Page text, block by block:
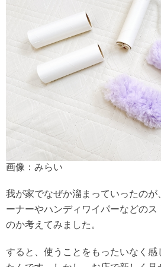
画像：みらい
我が家でなぜか溜まっていったのが
ーナーやハンディワイパーなどの
のか考えてみました。
すると、使うことをもったいなく感